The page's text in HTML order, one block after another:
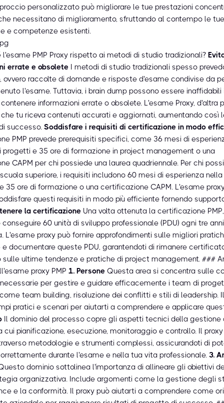
personalizzato può migliorare le tue prestazioni
necessitano di miglioramento, sfruttando al contempo le tue
e competenze esistenti.
l'esame PMP Proxy rispetto ai metodi di studio tradizionali?
errate e obsolete I metodi di studio tradizionali spesso
ovvero raccolte di domande e risposte d'esame condivise da
l'esame. Tuttavia, i brain dump possono essere inaffidabili
informazioni errate o obsolete. L'esame Proxy, d'altra
tu riceva contenuti accurati e aggiornati, aumentando così
successo. Soddisfare i requisiti di certificazione in modo
PMP prevede prerequisiti specifici, come 36 mesi di
progetti e 35 ore di formazione in project management o una
CAPM per chi possiede una laurea quadriennale. Per chi
superiore, i requisiti includono 60 mesi di esperienza
35 ore di formazione o una certificazione CAPM. L'esame
questi requisiti in modo più efficiente fornendo
la certificazione Una volta ottenuta la certificazione
60 unità di sviluppo professionale (PDU) ogni tre
L'esame proxy può fornire approfondimenti sulle migliori
e documentare queste PDU, garantendoti di rimanere
ultime tendenze e pratiche di project management. ###
proxy PMP 1. Persone Questa area si concentra sulle
per gestire e guidare efficacemente i team di
team building, risoluzione dei conflitti e stili di leadership.
pratici e scenari per aiutarti a comprendere e applicare
Il dominio del processo copre gli aspetti tecnici della gestione
cui pianificazione, esecuzione, monitoraggio e controllo. Il
metodologie e strumenti complessi, assicurandoti di
durante l'esame e nella tua vita professionale. 3.
dominio sottolinea l'importanza di allineare gli obiettivi
organizzativa. Include argomenti come la gestione degli
e la conformità. Il proxy può aiutarti a comprendere come